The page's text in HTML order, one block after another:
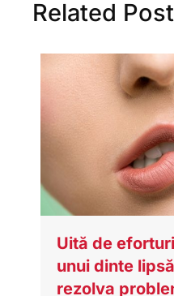
Related
Uită de
unui dinte
rezolva